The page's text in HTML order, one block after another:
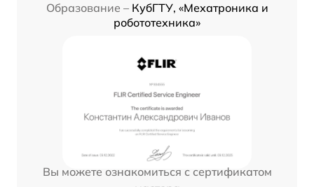
Образование – КубГТУ, «Мехатроника и
робототехника»
Вы можете ознакомиться с сертификатом